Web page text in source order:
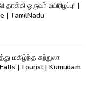
தாக்கி ஒருவர் உயிரிழப்பு! |
| TamilNadu
மகிழ்ந்த சுற்றுலா
| Tourist | Kumudam